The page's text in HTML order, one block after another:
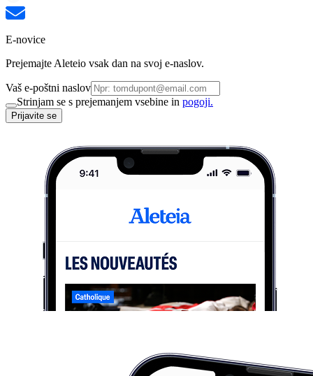
E-novice
Prejemajte Aleteio vsak dan na svoj e-naslov.
Vaš e-poštni naslov
Strinjam se s prejemanjem vsebine in pogoji.
Prijavite se